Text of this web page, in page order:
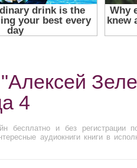
4
бесплатно и без регистрации
аудиокниги книги в